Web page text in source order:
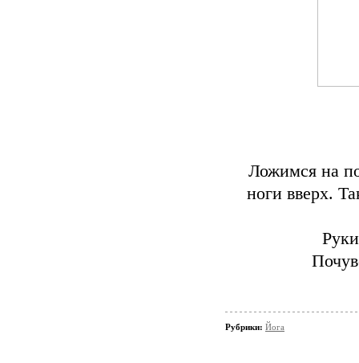
Ложимся на
ноги вверх.
Рубрики: Йога